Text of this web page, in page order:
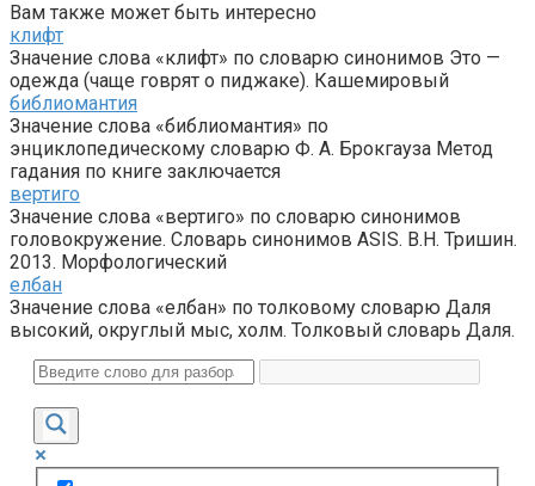
Вам также может быть интересно
клифт
Значение слова «клифт» по словарю синонимов Это —
одежда (чаще говрят о пиджаке). Кашемировый
библиомантия
Значение слова «библиомантия» по
энциклопедическому словарю Ф. А. Брокгауза Метод
гадания по книге заключается
вертиго
Значение слова «вертиго» по словарю синонимов
головокружение. Словарь синонимов ASIS. В.Н. Тришин.
2013. Морфологический
елбан
Значение слова «елбан» по толковому словарю Даля
высокий, округлый мыс, холм. Толковый словарь Даля.